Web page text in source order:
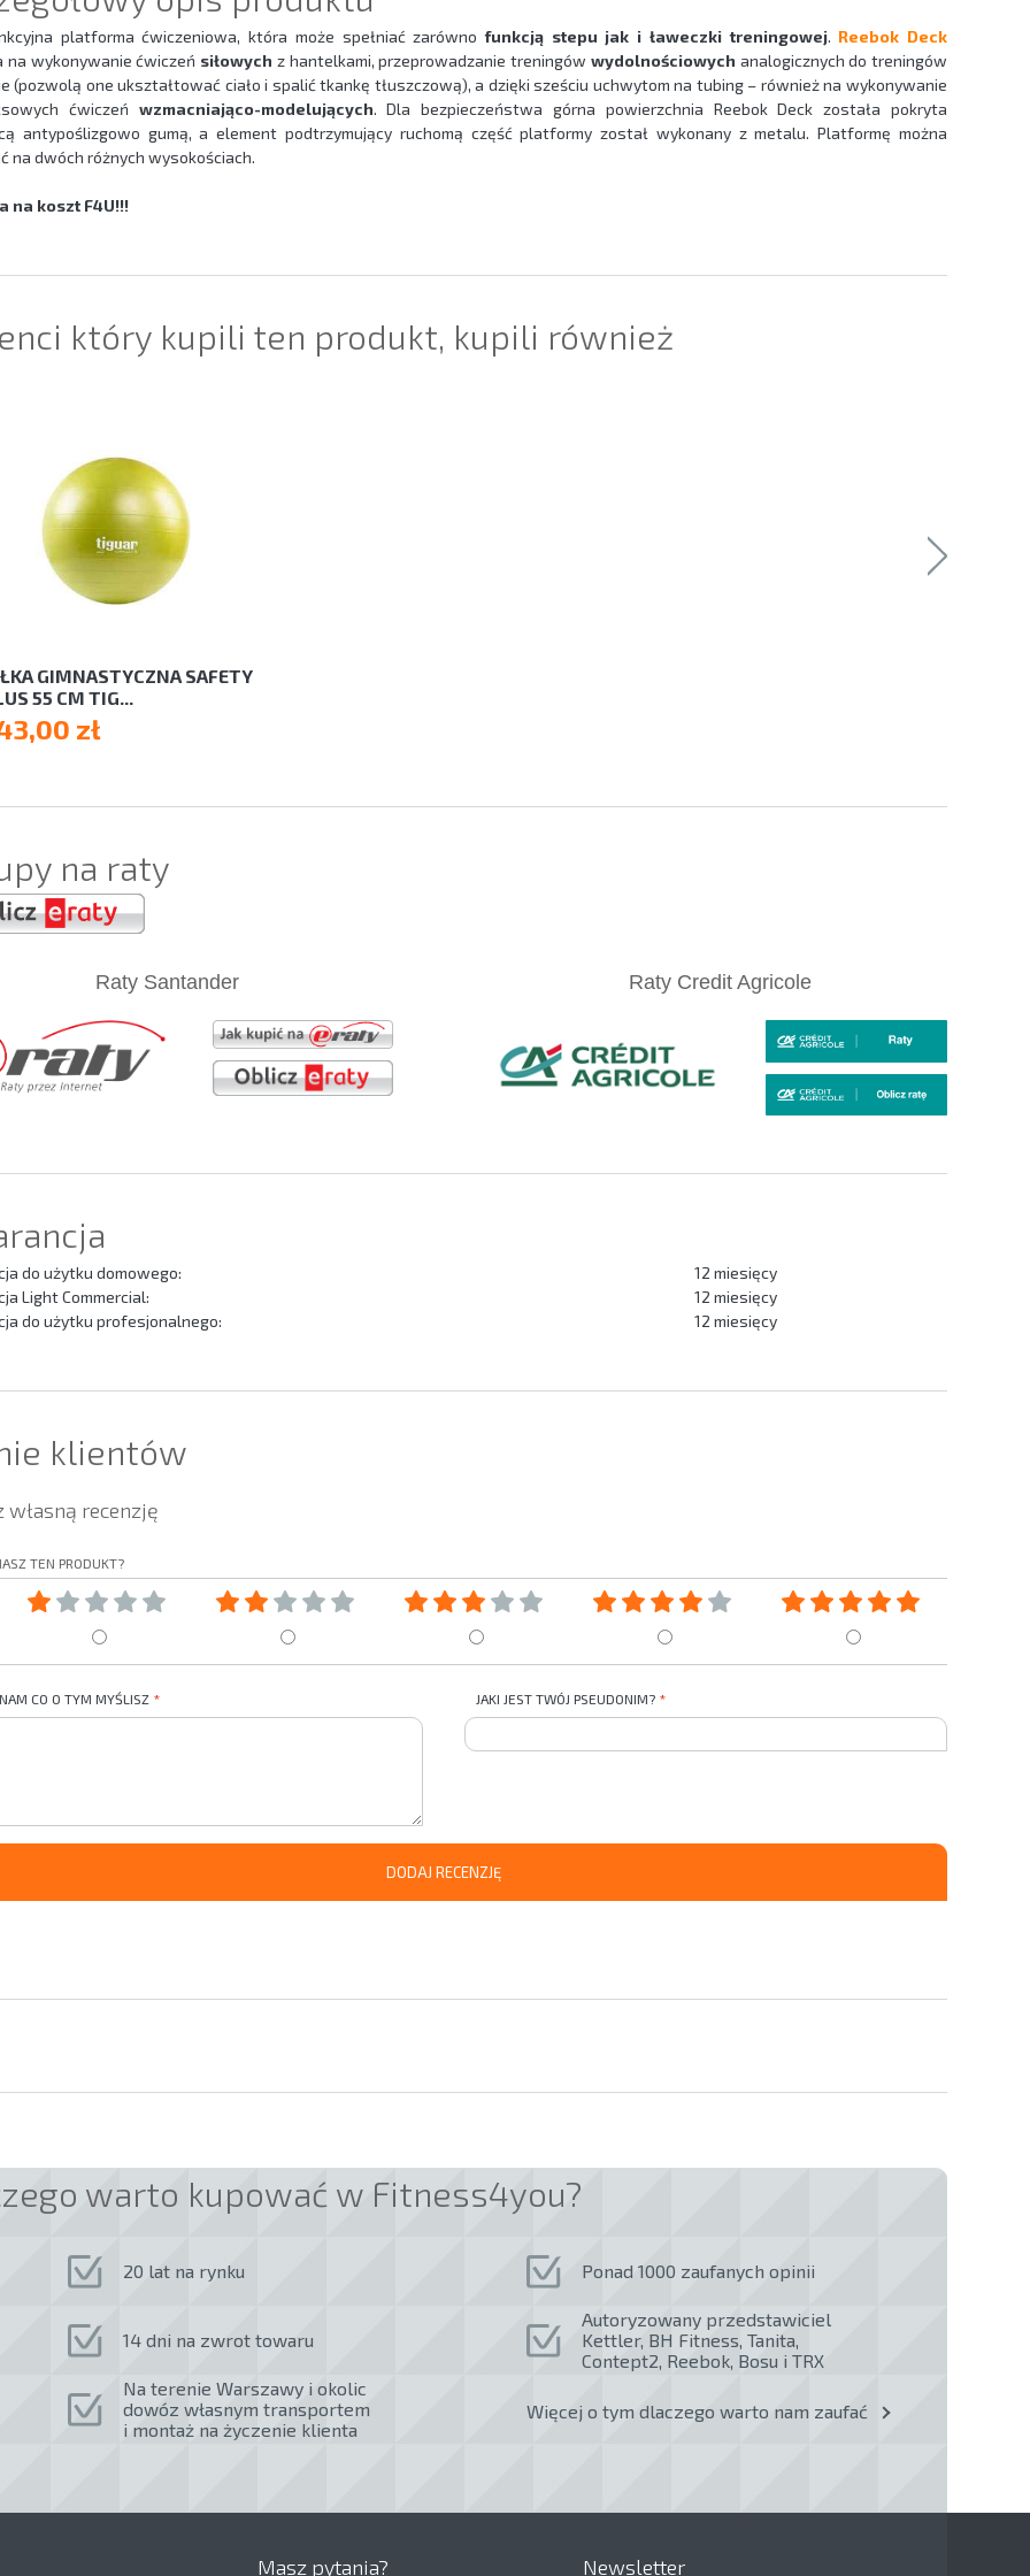
platforma ćwiczeniowa, która może spełniać zarównofunkcją stepu jak i ławeczki treningowej.Reebok Deck
na wykonywanie ćwiczeń siłowych z hantelkami, przeprowadzanie treningów wydolnościowych analogicznych do treningów
(pozwolą one ukształtować ciało i spalić tkankę tłuszczową), a dzięki sześciu uchwytom na tubing – również na wykonywanie
ćwiczeń wzmacniająco-modelujących. Dla bezpieczeństwa górna powierzchnia Reebok Deck została pokryta
antypoślizgowo gumą, a element podtrzymujący ruchomą część platformy został wykonany z metalu. Platformę można
na dwóch różnych wysokościach.
na koszt F4U!!!
który kupili ten produkt, kupili również
GIMNASTYCZNA SAFETY
55 CM TIG...
zł
na raty
Raty Santander Raty Credit Agricole
do użytku domowego:
12 miesięcy
Light Commercial:
12 miesięcy
do użytku profesjonalnego:
12 miesięcy
klientów
własną recenzję
TEN PRODUKT?
CO O TYM MYŚLISZ JAKI JEST TWÓJ PSEUDONIM?
DODAJ RECENZJĘ
warto kupować w Fitness4you?
20 lat na rynku Ponad 1000 zaufanych opinii
14 dni na zwrot towaru
Autoryzowany przedstawiciel
Kettler, BH Fitness, Tanita,
Contept2, Reebok, Bosu i TRX
Na terenie Warszawy i okolic
dowóz własnym transportem
i montaż na życzenie klienta
Więcej o tym dlaczego warto nam zaufać
Newsletter
Masz pytania?